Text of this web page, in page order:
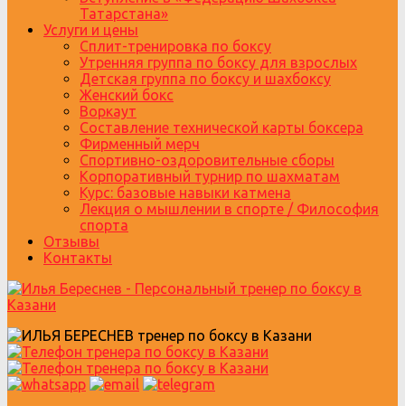
Татарстана»
Услуги и цены
Сплит-тренировка по боксу
Утренняя группа по боксу для взрослых
Детская группа по боксу и шахбоксу
Женский бокс
Воркаут
Составление технической карты боксера
Фирменный мерч
Спортивно-оздоровительные сборы
Корпоративный турнир по шахматам
Курс: базовые навыки катмена
Лекция о мышлении в спорте / Философия
спорта
Отзывы
Контакты